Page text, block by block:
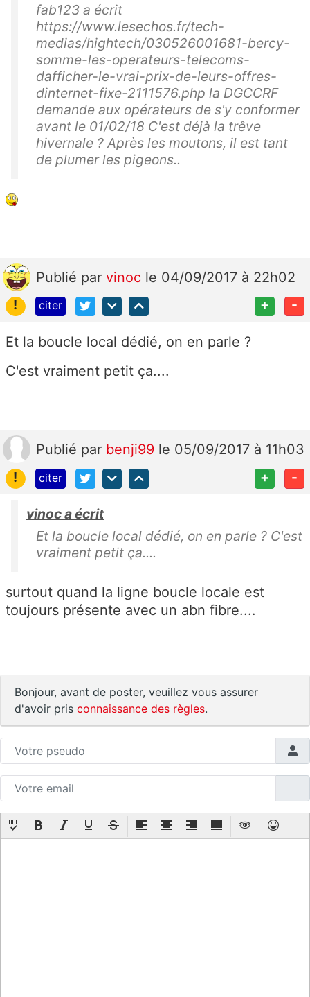
fab123 a écrit
https://www.lesechos.fr/tech-
medias/hightech/030526001681-bercy-
somme-les-operateurs-telecoms-
dafficher-le-vrai-prix-de-leurs-offres-
dinternet-fixe-2111576.php la DGCCRF
demande aux opérateurs de s'y conformer
avant le 01/02/18 C'est déjà la trêve
hivernale ? Après les moutons, il est tant
de plumer les pigeons..
Publié par vinoc le 04/09/2017 à 22h02
!
citer + -
Et la boucle local dédié, on en parle ?
C'est vraiment petit ça....
Publié par benji99 le 05/09/2017 à 11h03
!
citer + -
vinoc a écrit
Et la boucle local dédié, on en parle ? C'est
vraiment petit ça....
surtout quand la ligne boucle locale est
toujours présente avec un abn fibre....
Bonjour, avant de poster, veuillez vous assurer
d'avoir pris connaissance des règles.